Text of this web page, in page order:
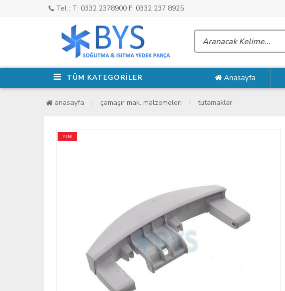
Tel : T: 0332 2378900 F: 0332 237 8925
TÜM KATEGORİLER Anasayfa
anasayfa çamaşır mak. malzemeleri tutamaklar
YENİ